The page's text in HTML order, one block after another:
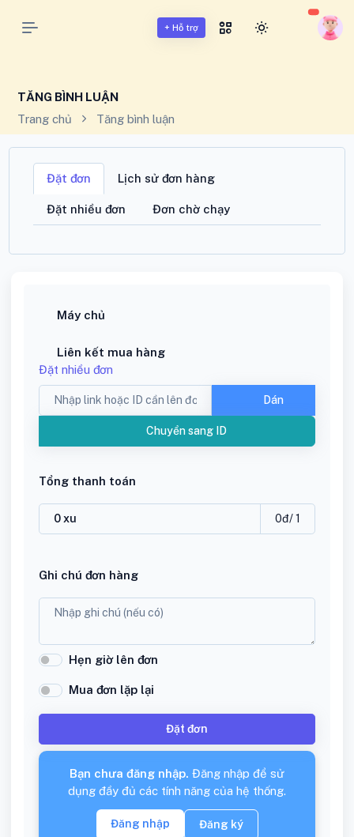
+ Hỗ trợ
TĂNG BÌNH LUẬN
Trang chủ
Tăng bình luận
Đặt đơn Lịch sử đơn hàng
Đặt nhiều đơn Đơn chờ chạy
Máy chủ
Liên kết mua hàng
Đặt nhiều đơn
Dán
Chuyển sang ID
Tổng thanh toán
0đ/ 1
Ghi chú đơn hàng
Hẹn giờ lên đơn
Mua đơn lặp lại
Đặt đơn
Bạn chưa đăng nhập. Đăng nhập để sử
dụng đầy đủ các tính năng của hệ thống.
Đăng nhập Đăng ký